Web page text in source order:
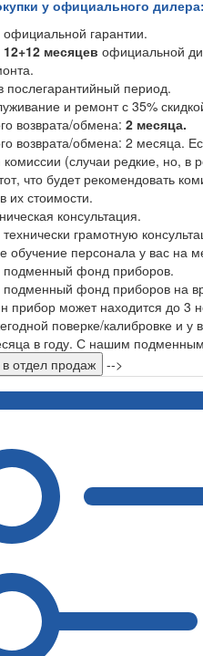
у официального дилера:
официальной гарантии.
12+12 месяцев официальной
послегарантийный период.
и ремонт с 35%
возврата/обмена: 2 месяца.
возврата/обмена: 2 месяца.
комиссии (случаи редкие, но,
что будет рекомендовать
их стоимости.
консультация.
грамотную
обучение персонала у вас на
подменный фонд приборов.
фонд приборов на
прибор может находится до 3
поверке/калибровке и
в году. С нашим
в отдел продаж -->